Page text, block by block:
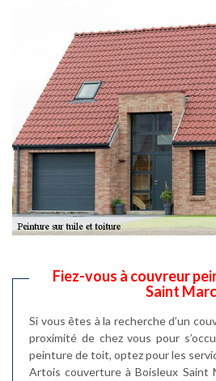
Fiez-vous à couvreur
Saint Marc
Si vous êtes à la recherche d’un
proximité de chez vous pour
peinture de toit, optez pour les
Artois couverture à Boisleux Saint